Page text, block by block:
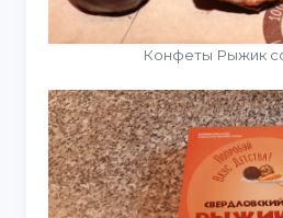
Конфеты Рыжик